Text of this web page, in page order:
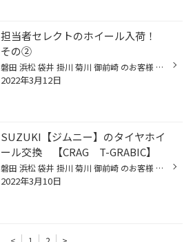
担当者セレクトのホイール入荷！
その②
磐田 浜松 袋井 掛川 菊川 御前崎 のお客様 いつもご来店ありがとうございます。 磐田市弥藤太島にあります ブリヂストンタイヤの専門店 「タイヤ館 磐田」です。  おかげさまでホイールが売れております。 とてもありがたいことです。 感謝の気持ちでいっぱいです。 これからもお客様のご要望にお...
2022年3月12日
SUZUKI【ジムニー】のタイヤホイ
ール交換 【CRAG T-GRABIC】
磐田 浜松 袋井 掛川 菊川 御前崎 のお客様 いつもご来店ありがとうございます。 磐田市弥藤太島にあります ブリヂストンタイヤの専門店 タイヤ館磐田店です。 今回はこちらのお車 SUZUKI【ジムニー】です！ こちらのタイヤ・ホイール交換になります。 タイヤは、定番のオールテレーン ホイールは、...
2022年3月10日